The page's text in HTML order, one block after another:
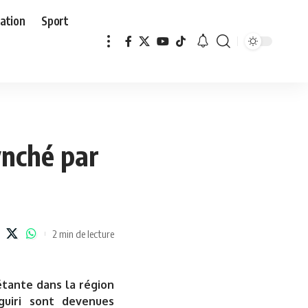
Sport
par
2 min de lecture
dans la région
sont devenues